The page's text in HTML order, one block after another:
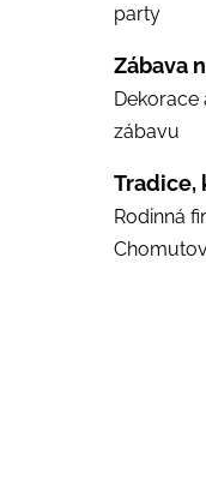
party
Zábava
zábavu
Tradice,
Rodinná